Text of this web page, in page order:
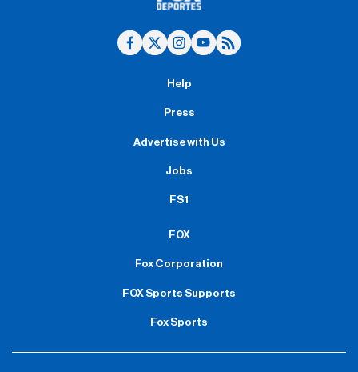
Help
Press
Advertise with Us
Jobs
FS1
FOX
Fox Corporation
FOX Sports Supports
Fox Sports